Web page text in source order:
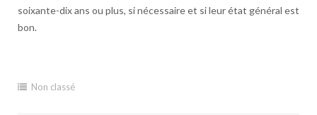
soixante-dix ans ou plus, si nécessaire et si leur état général est
bon.
Non classé